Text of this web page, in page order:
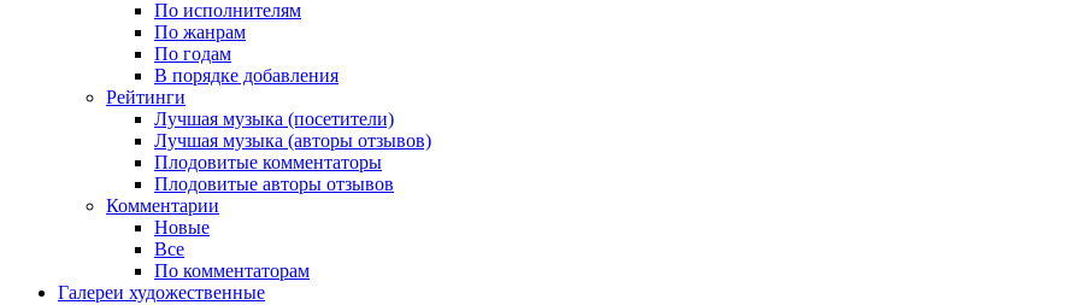
По исполнителям
По жанрам
По годам
В порядке добавления
Рейтинги
Лучшая музыка (посетители)
Лучшая музыка (авторы отзывов)
Плодовитые комментаторы
Плодовитые авторы отзывов
Комментарии
Новые
Все
По комментаторам
Галереи художественные